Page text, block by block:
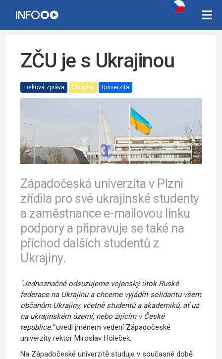
ZČU je s Ukrajinou
Tisková zpráva Ukrajina Univerzita
Západočeská univerzita v Plzni
zřídila pro své ukrajinské studenty
a zaměstnance e-mailovou linku
podpory a připravuje se také na
příchod dalších studentů z
Ukrajiny.
"Jednoznačně odsuzujeme vojenský útok Ruské
federace na Ukrajinu a chceme vyjádřit solidaritu všem
občanům Ukrajiny, včetně studentů a akademiků, ať už
na ukrajinském území, nebo žijícím v České
republice,“uvedl jménem vedení Západočeské
univerzity rektor Miroslav Holeček.
Na Západočeské univerzitě studuje v současné době